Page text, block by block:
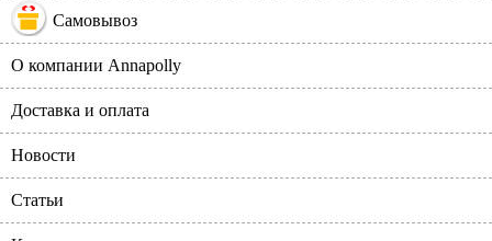
Самовывоз
О компании Annapolly
Доставка и оплата
Новости
Статьи